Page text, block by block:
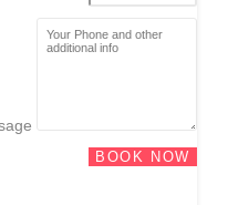
BOOK NOW